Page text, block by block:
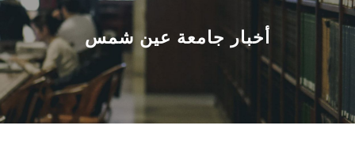
القطاعـات
الشئون الأكاديمية
البحث العلمي
أخبار جامعة عين شمس